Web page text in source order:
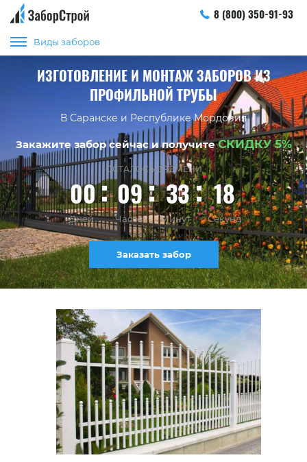
8 (800) 350-91-93
Виды заборов
ИЗГОТОВЛЕНИЕ И МОНТАЖ ЗАБОРОВ ИЗ
ПРОФИЛЬНОЙ ТРУБЫ
В Саранске и Республике Мордовия
Закажите забор сейчас и получитеСКИДКУ 5%
ОСТАЛОСЬ ВРЕМЕНИ
00 09 33 17
Дней Часов Минут Секунд
Заказать забор